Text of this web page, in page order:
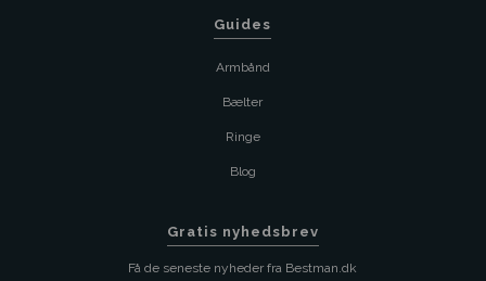
Guides
Armbånd
Bælter
Ringe
Blog
Gratis nyhedsbrev
Få de seneste nyheder fra Bestman.dk